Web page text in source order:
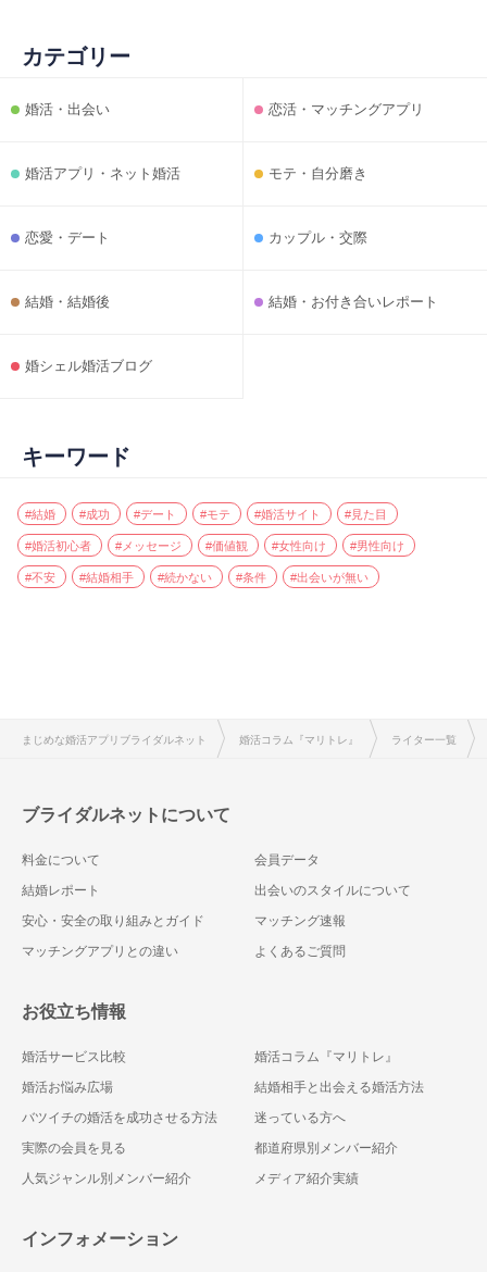
カテゴリー
婚活・出会い 恋活・マッチングアプリ
婚活アプリ・ネット婚活 モテ・自分磨き
恋愛・デート カップル・交際
結婚・結婚後 結婚・お付き合いレポート
婚シェル婚活ブログ
キーワード
#結婚 #成功 #デート #モテ #婚活サイト #見た目
#婚活初心者 #メッセージ #価値観 #女性向け #男性向け
#不安 #結婚相手 #続かない #条件 #出会いが無い
まじめな婚活アプリブライダルネット 婚活コラム『マリトレ』 ライター一覧
ブライダルネットについて
料金について
会員データ
結婚レポート
出会いのスタイルについて
安心・安全の取り組みとガイド
マッチング速報
マッチングアプリとの違い
よくあるご質問
お役立ち情報
婚活サービス比較
婚活コラム『マリトレ』
婚活お悩み広場
結婚相手と出会える婚活方法
バツイチの婚活を成功させる方法
迷っている方へ
実際の会員を見る
都道府県別メンバー紹介
人気ジャンル別メンバー紹介
メディア紹介実績
インフォメーション